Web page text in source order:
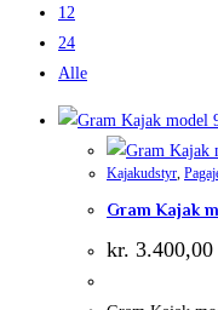
12
24
Alle
Kajakudstyr,
Gram Kajak
kr. 3.400,00